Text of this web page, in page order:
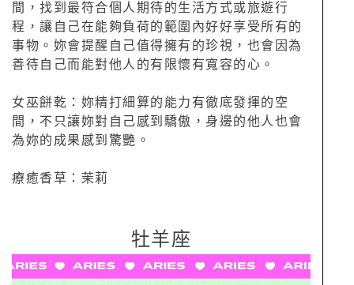
間，找到最符合個人期待的生活方式或旅遊行
程，讓自己在能夠負荷的範圍內好好享受所有的
事物。妳會提醒自己值得擁有的珍視，也會因為
善待自己而能對他人的有限懷有寬容的心。
女巫餅乾：妳精打細算的能力有徹底發揮的空
間，不只讓妳對自己感到驕傲，身邊的他人也會
為妳的成果感到驚艷。
療癒香草：茉莉
牡羊座